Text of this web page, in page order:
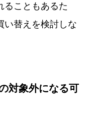
ることもあるた
い替えを検討しな
対象外になる可